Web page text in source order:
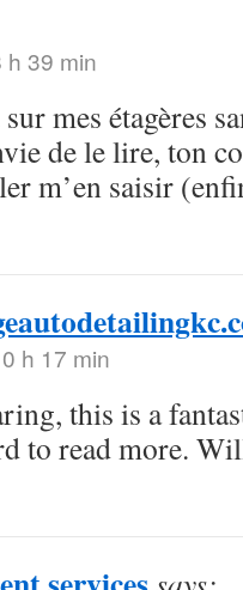
h 39 min
mes étagères
de le lire, ton
m’en saisir
h 17 min
this is a
to read more.